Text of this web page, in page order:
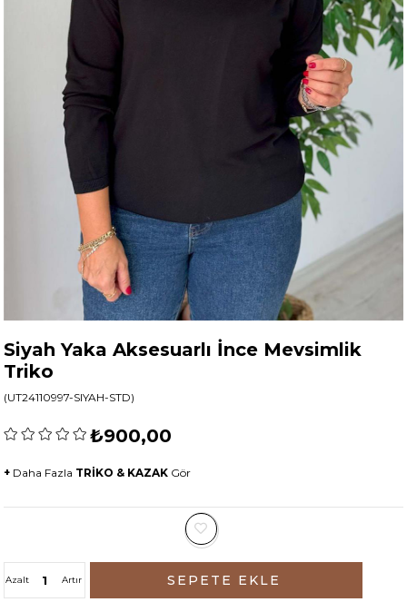
Siyah Yaka Aksesuarlı İnce Mevsimlik
Triko
(UT24110997-SIYAH-STD)
₺900,00
+ Daha Fazla TRİKO & KAZAK Gör
Artır
Azalt